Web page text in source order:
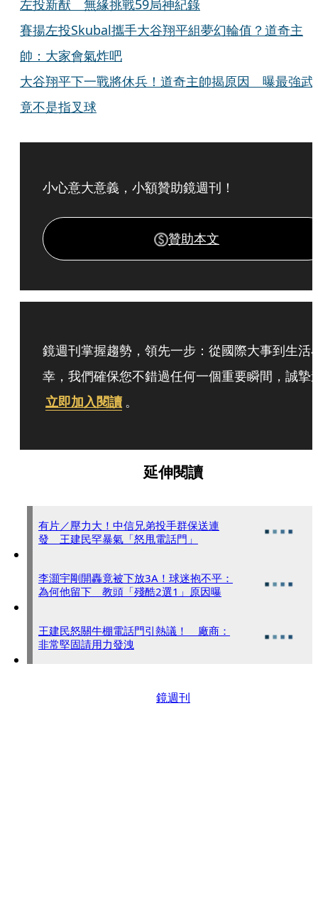
左投新猷 無緣挑戰59局神紀錄
賽揚左投Skubal攜手大谷翔平組夢幻輪值？道奇主
帥：大家會氣炸吧
大谷翔平下一戰將休兵！道奇主帥揭原因 曝最強武
竟不是指叉球
小心意大意義，小額贊助鏡週刊！
贊助本文
鏡週刊掌握趨勢，領先一步：從國際大事到生活
幸，我們確保您不錯過任何一個重要瞬間，誠摯
立即加入閱讀 。
延伸閱讀
有片／壓力大！中信兄弟投手群保送連
發 王建民罕暴氣「怒甩電話門」
李灝宇剛開轟竟被下放3A！球迷抱不平：
為何他留下 教頭「殘酷2選1」原因曝
王建民怒關牛棚電話門引熱議！ 廠商：
非常堅固請用力發洩
鏡週刊